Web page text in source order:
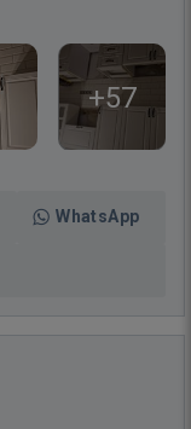
+57
WhatsApp